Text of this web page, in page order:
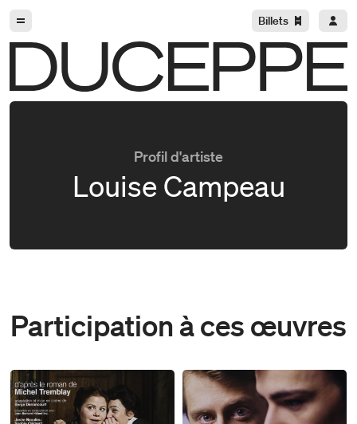
Billets
Profil d'artiste
Louise Campeau
Participation à ces œuvres